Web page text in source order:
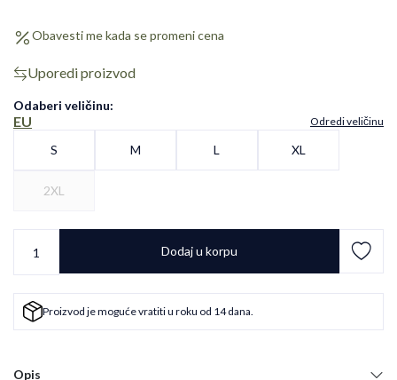
Obavesti me kada se promeni cena
Uporedi proizvod
Odaberi veličinu:
EU Odredi veličinu
S M L XL
2XL
Dodaj u korpu
Proizvod je moguće vratiti u roku od 14 dana.
Opis